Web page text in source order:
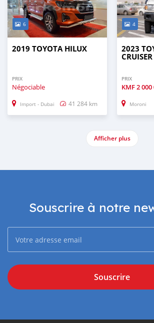
6
2019 TOYOTA HILUX
PRIX
Négociable
Import - Dubai 41 284 km
4
2023
CRUISER
PRIX
KMF2 000
Moroni
Afficher plus
Souscrire à notre
Souscrire